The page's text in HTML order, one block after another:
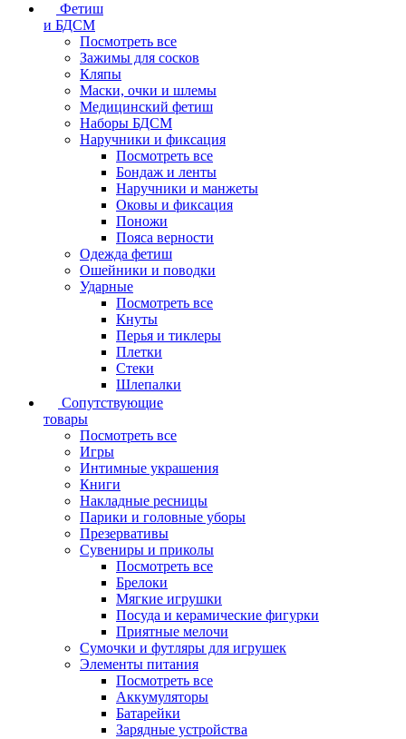
Фетиш
и БДСМ
Посмотреть все
Зажимы для сосков
Кляпы
Маски, очки и шлемы
Медицинский фетиш
Наборы БДСМ
Наручники и фиксация
Посмотреть все
Бондаж и ленты
Наручники и манжеты
Оковы и фиксация
Поножи
Пояса верности
Одежда фетиш
Ошейники и поводки
Ударные
Посмотреть все
Кнуты
Перья и тиклеры
Плетки
Стеки
Шлепалки
Сопутствующие
товары
Посмотреть все
Игры
Интимные украшения
Книги
Накладные ресницы
Парики и головные уборы
Презервативы
Сувениры и приколы
Посмотреть все
Брелоки
Мягкие игрушки
Посуда и керамические фигурки
Приятные мелочи
Сумочки и футляры для игрушек
Элементы питания
Посмотреть все
Аккумуляторы
Батарейки
Зарядные устройства